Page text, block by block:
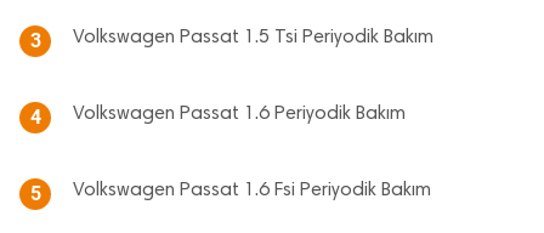
3 Volkswagen Passat 1.5 Tsi Periyodik Bakım
4 Volkswagen Passat 1.6 Periyodik Bakım
5 Volkswagen Passat 1.6 Fsi Periyodik Bakım